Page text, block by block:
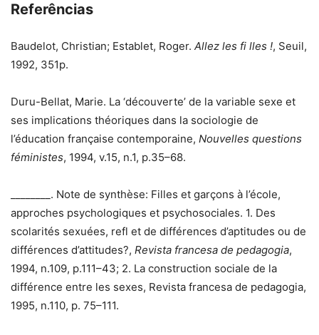
Referências
Baudelot, Christian; Establet, Roger. Allez les fi lles !, Seuil,
1992, 351p.
Duru-Bellat, Marie. La ‘découverte’ de la variable sexe et
ses implications théoriques dans la sociologie de
l’éducation française contemporaine, Nouvelles questions
féministes, 1994, v.15, n.1, p.35–68.
________. Note de synthèse: Filles et garçons à l’école,
approches psychologiques et psychosociales. 1. Des
scolarités sexuées, refl et de différences d’aptitudes ou de
différences d’attitudes?, Revista francesa de pedagogia,
1994, n.109, p.111–43; 2. La construction sociale de la
différence entre les sexes, Revista francesa de pedagogia,
1995, n.110, p. 75–111.